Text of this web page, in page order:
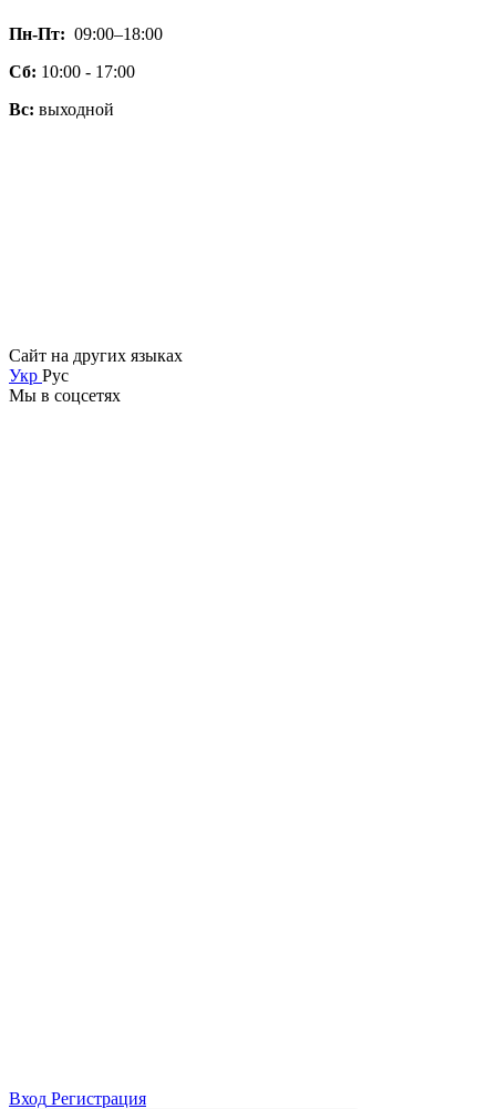
Пн-Пт: 09:00–18:00
Сб: 10:00 - 17:00
Вс: выходной
Сайт на других языках
Укр Рус
Мы в соцсетях
Вход Регистрация